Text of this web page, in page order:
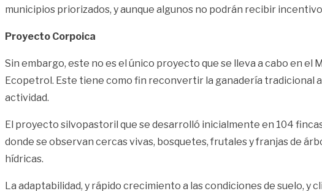
municipios priorizados, y aunque algunos no podrán recibir
Proyecto Corpoica
Sin embargo, este no es el único proyecto que se lleva a cabo en
Ecopetrol. Este tiene como fin reconvertir la ganadería tradicional
actividad.
El proyecto silvopastoril que se desarrolló inicialmente en 104
donde se observan cercas vivas, bosquetes, frutales y franjas de
hídricas.
La adaptabilidad, y rápido crecimiento a las condiciones de suelo,